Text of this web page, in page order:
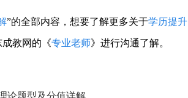
”的全部内容，想要了解更多关于学历提升
教网的《专业老师》进行沟通了解。